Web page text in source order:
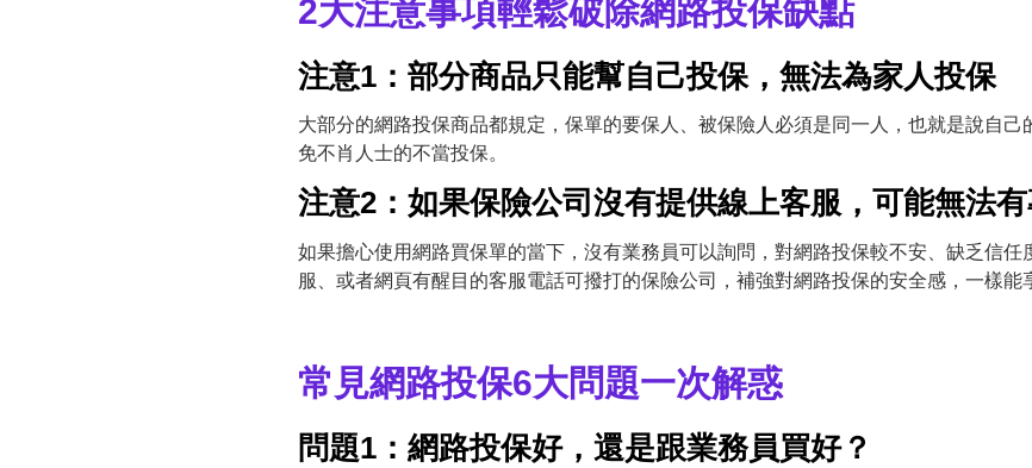
2大注意事項輕鬆破除網路投保缺點
注意1：部分商品只能幫自己投保，無法為家人投保
大部分的網路投保商品都規定，保單的要保人、被保險人必須是同一人，也就是說自己
免不肖人士的不當投保。
注意2：如果保險公司沒有提供線上客服，可能無法
如果擔心使用網路買保單的當下，沒有業務員可以詢問，對網路投保較不安、缺乏信任
服、或者網頁有醒目的客服電話可撥打的保險公司，補強對網路投保的安全感，一樣能
常見網路投保6大問題一次解惑
問題1：網路投保好，還是跟業務員買好？